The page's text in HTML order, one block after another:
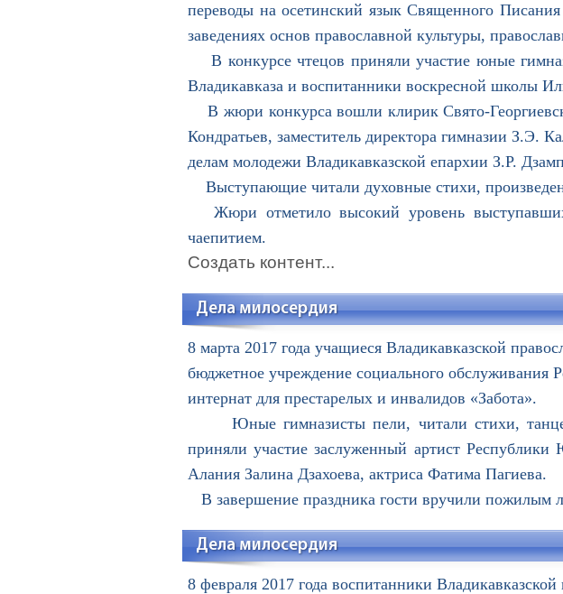
переводы на осетинский язык Священного
заведениях основ православной культуры,
В конкурсе чтецов приняли участие юные
Владикавказа и воспитанники воскресной школы
В жюри конкурса вошли клирик Свято-
Кондратьев, заместитель директора гимназии З.Э.
делам молодежи Владикавказской епархии З.Р.
Выступающие читали духовные стихи,
Жюри отметило высокий уровень
чаепитием.
Создать контент...
Дела милосердия
8 марта 2017 года учащиеся Владикавказской
бюджетное учреждение социального обслуживания
интернат для престарелых и инвалидов «Забота».
Юные гимназисты пели, читали стихи,
приняли участие заслуженный артист
Алания Залина Дзахоева, актриса Фатима Пагиева.
В завершение праздника гости вручили пожилым
Дела милосердия
8 февраля 2017 года воспитанники